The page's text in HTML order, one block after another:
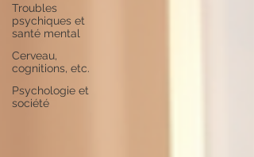
Troubles
psychiques et
santé mental
Cerveau,
cognitions, etc.
Psychologie et
société